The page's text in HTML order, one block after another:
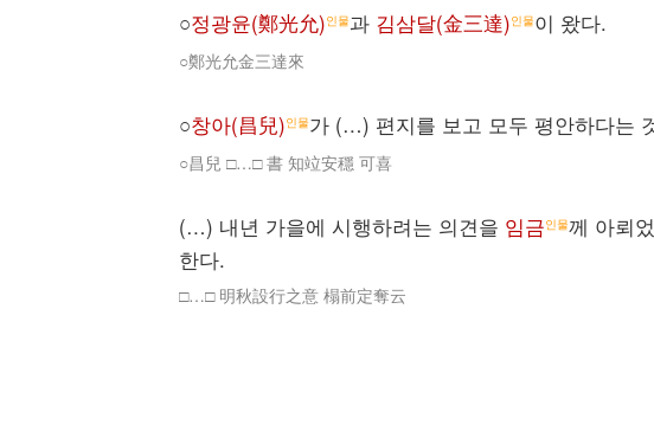
○정광윤(鄭光允)인물과 김삼달(金三達)인물이 왔다.
○鄭光允金三達來
○창아(昌兒)인물가 (…) 편지를 보고 모두 평안하다는
○昌兒 □…□ 書 知竝安穩 可喜
(…) 내년 가을에 시행하려는 의견을 임금인물께 아뢰
한다.
□…□ 明秋設行之意 榻前定奪云